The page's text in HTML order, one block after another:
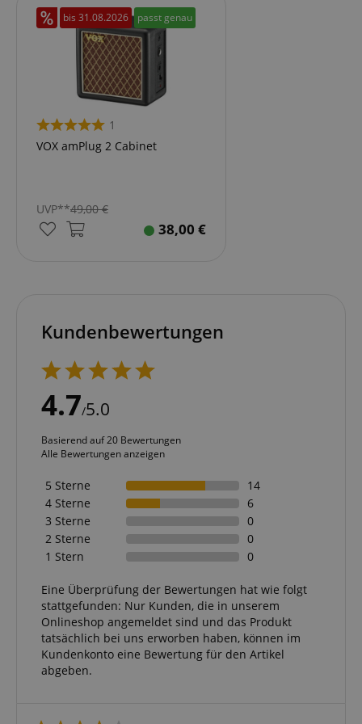
bis 31.08.2026 passt genau
1
VOX amPlug 2 Cabinet
UVP**49,00€
38,00 €
Kundenbewertungen
4.7/5.0
Basierend auf 20 Bewertungen
Alle Bewertungen anzeigen
5 Sterne
14
4 Sterne
6
3 Sterne
0
2 Sterne
0
1 Stern
0
Eine Überprüfung der Bewertungen hat wie folgt
stattgefunden: Nur Kunden, die in unserem
Onlineshop angemeldet sind und das Produkt
tatsächlich bei uns erworben haben, können im
Kundenkonto eine Bewertung für den Artikel
abgeben.